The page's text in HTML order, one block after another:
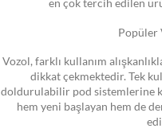
en çok tercih edilen
Popüler
Vozol, farklı kullanım
dikkat çekmektedir. Tek
doldurulabilir pod sistemlerine
hem yeni başlayan hem de